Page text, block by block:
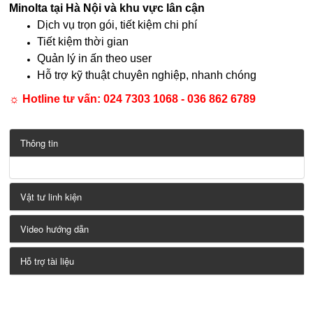
Minolta tại Hà Nội và khu vực lân cận
Dịch vụ trọn gói, tiết kiệm chi phí
Tiết kiệm thời gian
Quản lý in ấn theo user
Hỗ trợ kỹ thuật chuyên nghiệp, nhanh chóng
☼ Hotline tư vấn: 024 7303 1068 - 036 862 6789
Thông tin
Vật tư linh kiện
Video hướng dẫn
Hỗ trợ tài liệu